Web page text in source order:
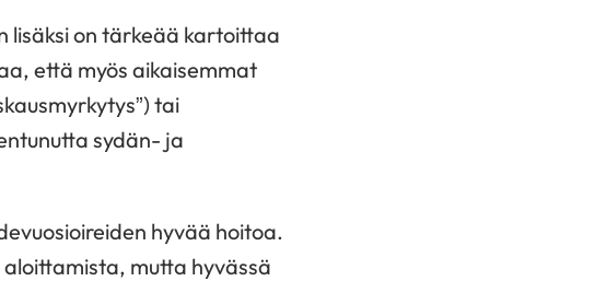
lisäksi on tärkeää kartoittaa
että myös aikaisemmat
tai
sydän- ja
hyvää hoitoa.
mutta hyvässä